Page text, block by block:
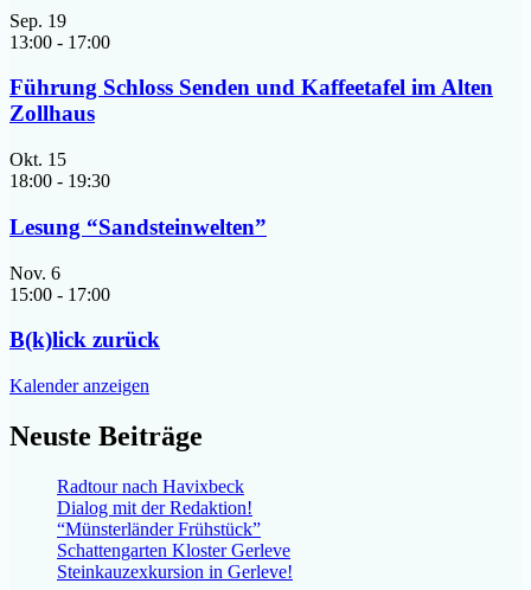
Sep. 19
13:00 - 17:00
Führung Schloss Senden und Kaffeetafel im Alten
Zollhaus
Okt. 15
18:00 - 19:30
Lesung “Sandsteinwelten”
Nov. 6
15:00 - 17:00
B(k)lick zurück
Kalender anzeigen
Neuste Beiträge
Radtour nach Havixbeck
Dialog mit der Redaktion!
“Münsterländer Frühstück”
Schattengarten Kloster Gerleve
Steinkauzexkursion in Gerleve!